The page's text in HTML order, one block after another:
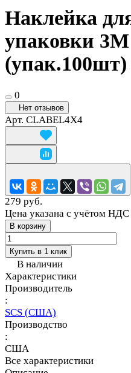
Наклейка
упаковки
(упак.100шт)
0
Нет отзывов
Арт. CLABEL4X4
279 руб.
Цена указана с учётом
В корзину
Купить в 1 клик
В наличии
Характеристики
Производитель
:
SCS (США)
Производство
:
США
Все характеристики